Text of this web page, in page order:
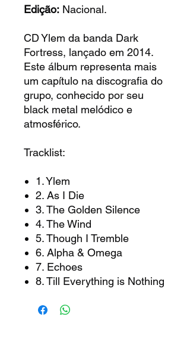
Edição: Nacional.
CD Ylem da banda Dark
Fortress, lançado em 2014.
Este álbum representa mais
um capítulo na discografia do
grupo, conhecido por seu
black metal melódico e
atmosférico.
Tracklist:
1. Ylem
2. As I Die
3. The Golden Silence
4. The Wind
5. Though I Tremble
6. Alpha & Omega
7. Echoes
8. Till Everything is Nothing